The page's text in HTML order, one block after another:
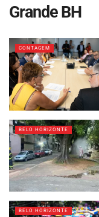
Grande BH
CONTAGEM
BELO HORIZONTE
BELO HORIZONTE